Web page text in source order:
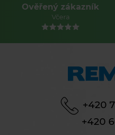
Ověřený zákazník
Včera
+420
+420